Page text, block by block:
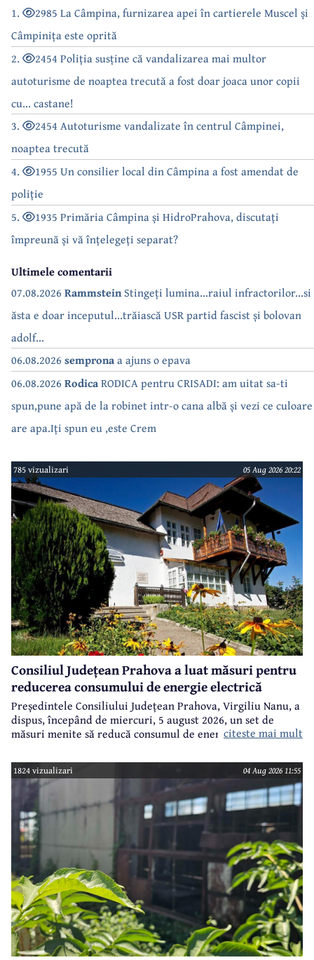
1.
2985 La Câmpina, furnizarea apei în cartierele Muscel și
Câmpinița este oprită
2.
2454 Poliția susține că vandalizarea mai multor
autoturisme de noaptea trecută a fost doar joaca unor copii
cu... castane!
3.
2454 Autoturisme vandalizate în centrul Câmpinei,
noaptea trecută
4.
1955 Un consilier local din Câmpina a fost amendat de
poliție
5.
1935 Primăria Câmpina și HidroPrahova, discutați
împreună și vă înțelegeți separat?
Ultimele comentarii
07.08.2026 RammsteinStingeți lumina...raiul infractorilor...si
ăsta e doar inceputul...trăiască USR partid fascist și bolovan
adolf...
06.08.2026 sempronaa ajuns o epava
06.08.2026 RodicaRODICA pentru CRISADI: am uitat sa-ti
spun,pune apă de la robinet intr-o cana albă și vezi ce culoare
are apa.Iți spun eu ,este Crem
785 vizualizari 05 Aug 2026 20:22
Consiliul Județean Prahova a luat măsuri pentru
reducerea consumului de energie electrică
Președintele Consiliului Județean Prahova, Virgiliu Nanu, a
dispus, începând de miercuri, 5 august 2026, un set de
măsuri menite să reducă consumul de energie electrică în
ca parte a unui demers mai amplu de utilizare responsabilă
a fondurilor publice.
citeste mai mult
1824 vizualizari 04 Aug 2026 11:55